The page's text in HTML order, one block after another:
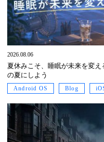
2026.08.06
夏休みこそ、睡眠が未来を変
の夏にしよう
Android OS Blog